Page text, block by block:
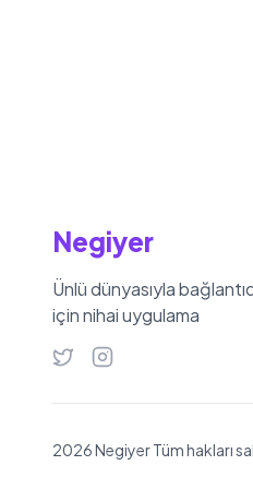
Negiyer
Ünlü dünyasıyla
için nihai uygulama
2026 Negiyer Tüm hakları